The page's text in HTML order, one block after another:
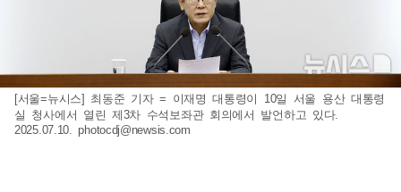
[서울=뉴시스] 최동준 기자 = 이재명 대통령이 10일 서울 용산 대통령
실 청사에서 열린 제3차 수석보좌관 회의에서 발언하고 있다.
2025.07.10.photocdj@newsis.com